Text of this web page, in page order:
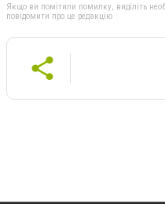
Якщо ви помітили помилку, виділіть
повідомити про це редакцію